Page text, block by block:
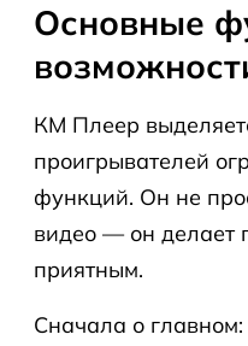
Основные
КМ Плеер
проигрывателей
функций. Он не
видео — он делает
приятным.
Сначала о